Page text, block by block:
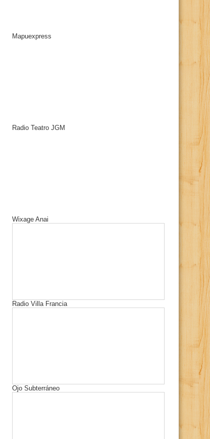
Mapuexpress
Radio Teatro JGM
Wixage Anai
Radio Villa Francia
Ojo Subterráneo